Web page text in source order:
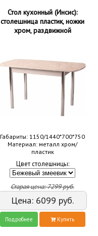
Стол кухонный (Инсис):
столешница пластик, ножки
хром, раздвижной
Габариты: 1150/1440*700*750
Материал: металл хром/
пластик
Цвет столешницы:
Старая цена:7299руб.
Цена: 6099 руб.
Подробнее Купить